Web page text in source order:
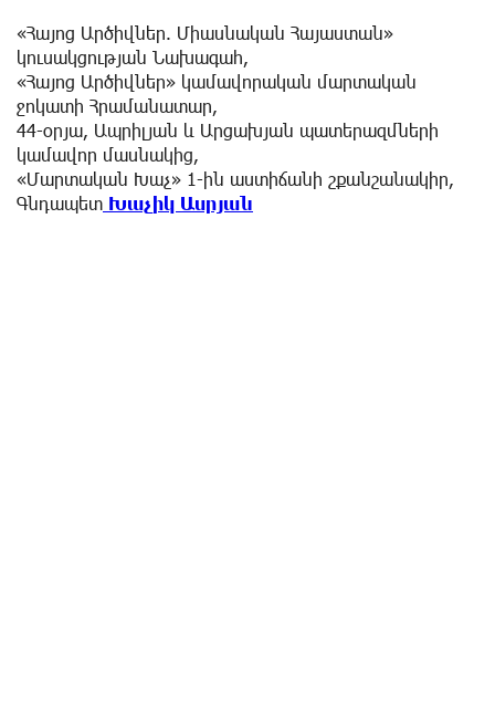
«Հայոց Արծիվներ. Միասնական Հայաստան»
կուսակցության Նախագահ,
«Հայոց Արծիվներ» կամավորական մարտական
ջոկատի Հրամանատար,
44-օրյա, Ապրիլյան և Արցախյան պատերազմների
կամավոր մասնակից,
«Մարտական Խաչ» 1-ին աստիճանի շքանշանակիր,
Գնդապետ Խաչիկ Ասրյան